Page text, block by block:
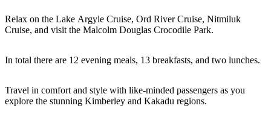
按
地
探
您
的
行
工
具
Relax on the Lake Argyle Cruise, Ord River Cruise, Nitmiluk
Cruise, and visit the Malcolm Douglas Crocodile Park.
In total there are 12 evening meals, 13 breakfasts, and two lunches.
Travel in comfort and style with like-minded passengers as you
explore the stunning Kimberley and Kakadu regions.